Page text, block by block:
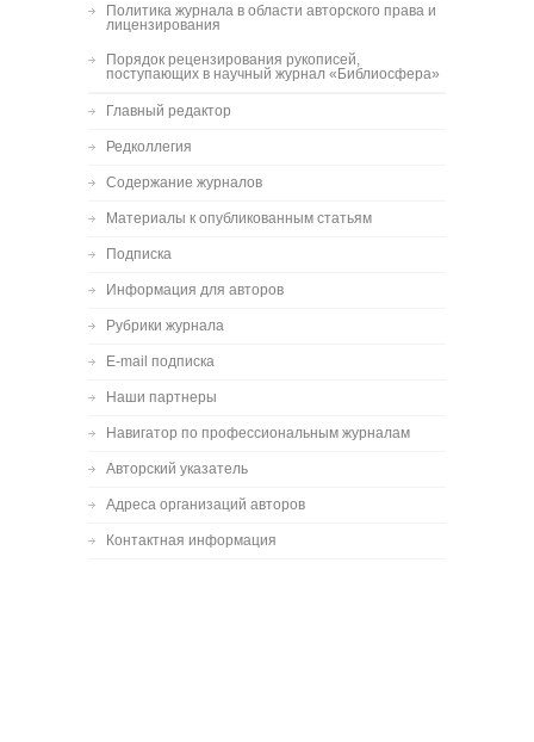
Политика журнала в области авторского права и
лицензирования
Порядок рецензирования рукописей,
поступающих в научный журнал «Библиосфера»
Главный редактор
Редколлегия
Содержание журналов
Материалы к опубликованным статьям
Подписка
Информация для авторов
Рубрики журнала
E-mail подписка
Наши партнеры
Навигатор по профессиональным журналам
Авторский указатель
Адреса организаций авторов
Контактная информация